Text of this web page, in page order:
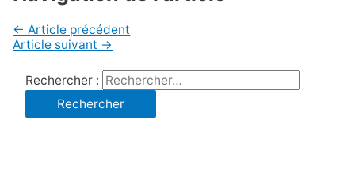
← Article précédent
Article suivant →
Rechercher :